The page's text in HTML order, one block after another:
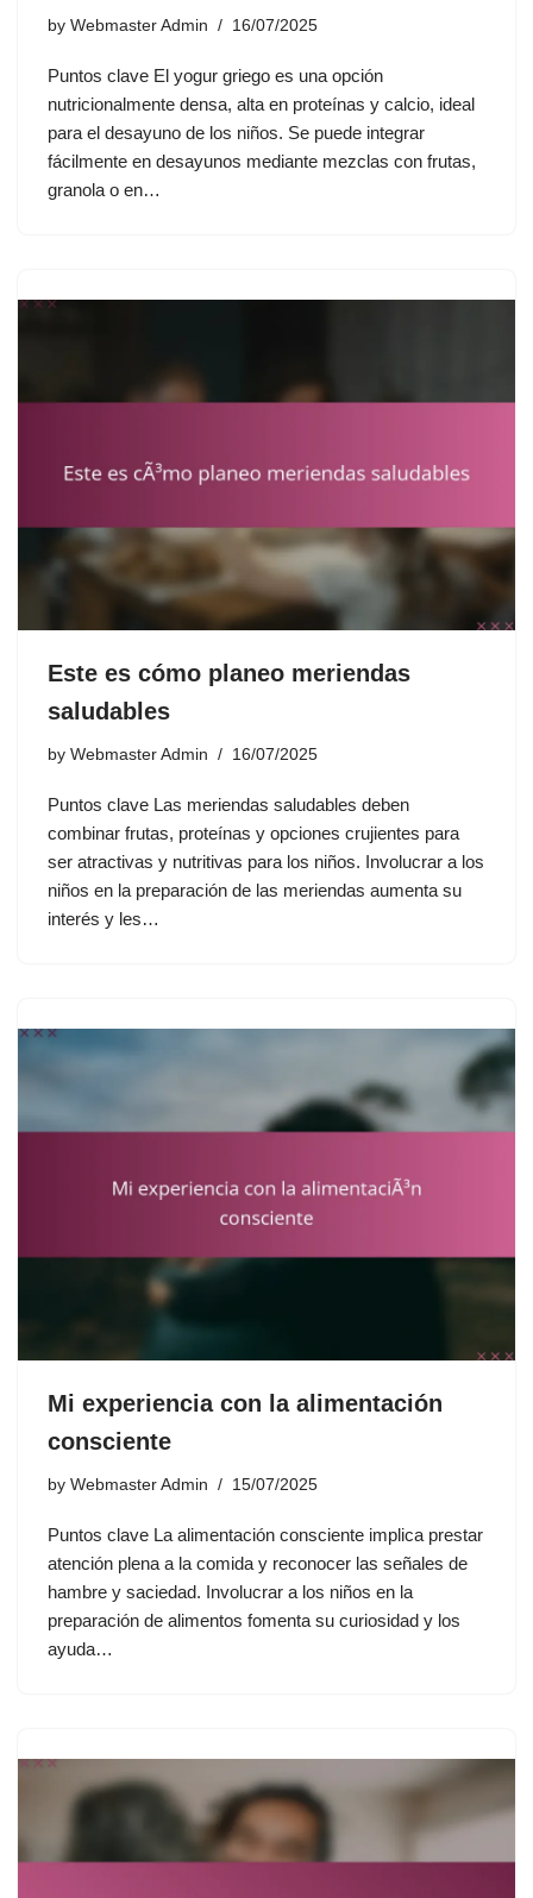
by Webmaster Admin 16/07/2025
Puntos clave El yogur griego es una opción
nutricionalmente densa, alta en proteínas y calcio, ideal
para el desayuno de los niños. Se puede integrar
fácilmente en desayunos mediante mezclas con frutas,
granola o en…
Este es cómo planeo meriendas
saludables
by Webmaster Admin 16/07/2025
Puntos clave Las meriendas saludables deben
combinar frutas, proteínas y opciones crujientes para
ser atractivas y nutritivas para los niños. Involucrar a los
niños en la preparación de las meriendas aumenta su
interés y les…
Mi experiencia con la alimentación
consciente
by Webmaster Admin 15/07/2025
Puntos clave La alimentación consciente implica prestar
atención plena a la comida y reconocer las señales de
hambre y saciedad. Involucrar a los niños en la
preparación de alimentos fomenta su curiosidad y los
ayuda…